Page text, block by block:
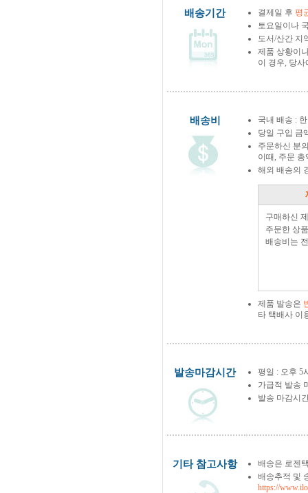
배송기간 결제일 후 평
토요일이나
도서/산간 지
제품 상황이
이 경우, 당
배송비
국내 배송 :
당일 구입 금
주문하신 분
이때, 주문
해외 배송의
구매하신
주문한 상
배송비는
제품 발송은
타 택배사 이
발송마감시간
평일 : 오후 5
가급적 발송
발송 마감시
기타 참고사항
배송은 로젠
배송추적 및
https://